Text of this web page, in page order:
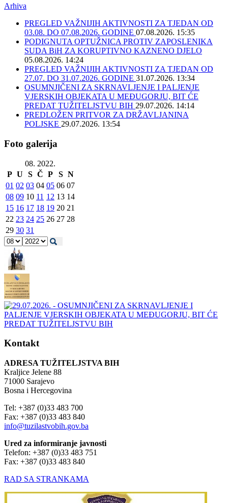
Arhiva
PREGLED VAŽNIJIH AKTIVNOSTI ZA TJEDAN OD
03.08. DO 07.08.2026. GODINE 07.08.2026. 15:35
PODIGNUTA OPTUŽNICA PROTIV ZAPOSLENIKA
SUDA BiH ZA KORUPTIVNO KAZNENO DJELO
05.08.2026. 14:24
PREGLED VAŽNIJIH AKTIVNOSTI ZA TJEDAN OD
27.07. DO 31.07.2026. GODINE 31.07.2026. 13:34
OSUMNJIČENI ZA SKRNAVLJENJE I PALJENJE
VJERSKIH OBJEKATA U MEĐUGORJU, BIT ĆE
PREDAT TUŽITELJSTVU BIH 29.07.2026. 14:14
PREDLOŽEN PRITVOR ZA DRŽAVLJANINA
POLJSKE 29.07.2026. 13:54
Foto galerija
08. 2022.
P U S Č P S N
01 02 03 04 05 06 07
08 09 10 11 12 13 14
15 16 17 18 19 20 21
22 23 24 25 26 27 28
29 30 31
Kontakt
ADRESA TUŽITELJSTVA BIH
Kraljice Jelene 88
71000 Sarajevo
Bosna i Hercegovina
Tel: +387 (0)33 483 700
Fax: +387 (0)33 483 840
info@tuzilastvobih.gov.ba
Ured za informiranje javnosti
Telefon: +387 (0)33 483 751
Fax: +387 (0)33 483 840
RAD SA STRANKAMA